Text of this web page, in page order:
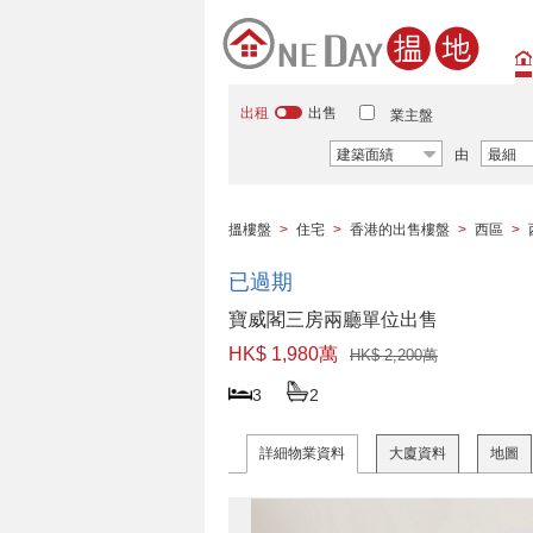
出租 出售 業主盤
建築面績 由 最細
搵樓盤 > 住宅 > 香港的出售樓盤 > 西區 >
已過期
寶威閣三房兩廳單位出售
HK$ 1,980萬
HK$ 2,200萬
3 2
詳細物業資料 大廈資料 地圖